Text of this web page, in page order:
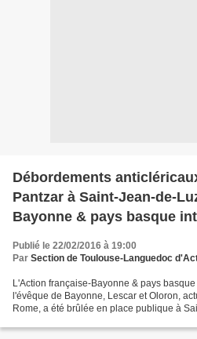
Débordements
Pantzar à Saint-Jean-de-
Bayonne & pays basque
Publié le 22/02/2016 à 19:00
Par Section de Toulouse-Languedoc
L'Action française-Bayonne & pays
l'évêque de Bayonne, Lescar et Oloron,
Rome, a été brûlée en place publique à